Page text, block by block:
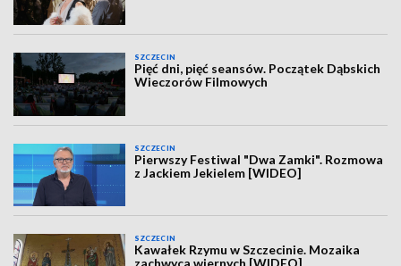
SZCZECIN
Pięć dni, pięć seansów. Początek Dąbskich
Wieczorów Filmowych
SZCZECIN
Pierwszy Festiwal "Dwa Zamki". Rozmowa
z Jackiem Jekielem [WIDEO]
SZCZECIN
Kawałek Rzymu w Szczecinie. Mozaika